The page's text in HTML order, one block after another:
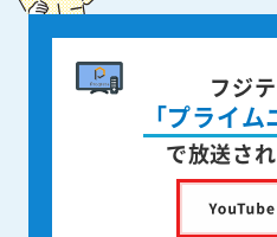
書籍
身近
亡くなった
を出版し